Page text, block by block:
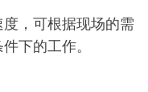
，可根据现场的需
下的工作。